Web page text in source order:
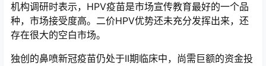
机构调研时表示，HPV疫苗是市场宣传教育最好的一个品
种，市场接受度高。二价HPV优势还未充分发挥出来，还
存在很大的空白市场。
独创的鼻喷新冠疫苗仍处于II期临床中，尚需巨额的资金投